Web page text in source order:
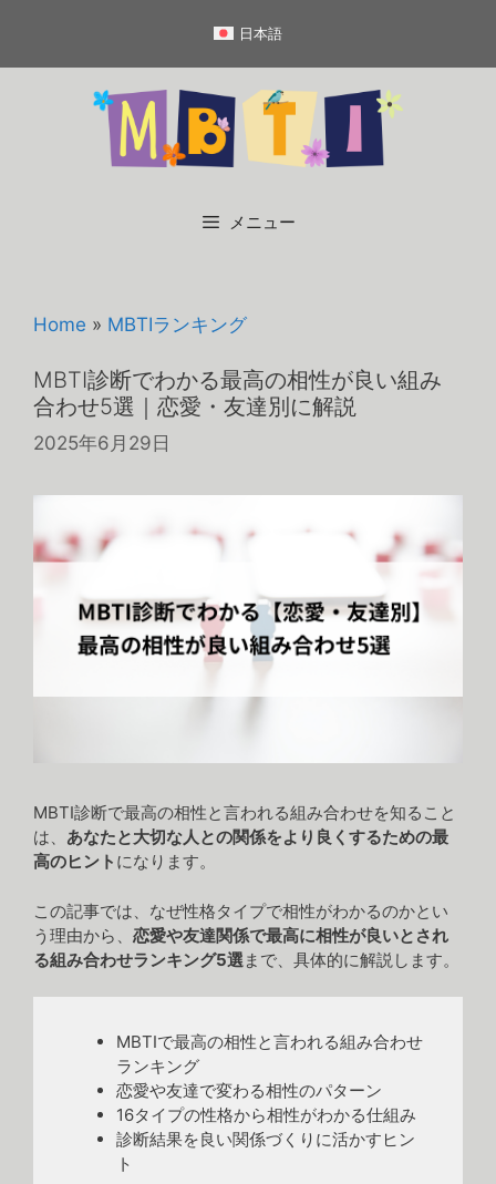
テ
日本語
メニュー
Home » MBTIランキング
MBTI診断でわかる最高の相性が良い組み
合わせ5選｜恋愛・友達別に解説
2025年6月29日
MBTI診断で最高の相性と言われる組み合わせを知ること
は、 あなたと大切な人との関係をより良くするための最
高のヒント になります。
この記事では、なぜ性格タイプで相性がわかるのかとい
う理由から、 恋愛や友達関係で最高に相性が良いとされ
る組み合わせランキング5選まで、具体的に解説します。
MBTIで最高の相性と言われる組み合わせ
ランキング
恋愛や友達で変わる相性のパターン
16タイプの性格から相性がわかる仕組み
診断結果を良い関係づくりに活かすヒン
ト